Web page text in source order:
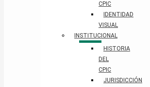
CPIC
IDENTIDAD
VISUAL
INSTITUCIONAL
HISTORIA
DEL
CPIC
JURISDICCIÓN